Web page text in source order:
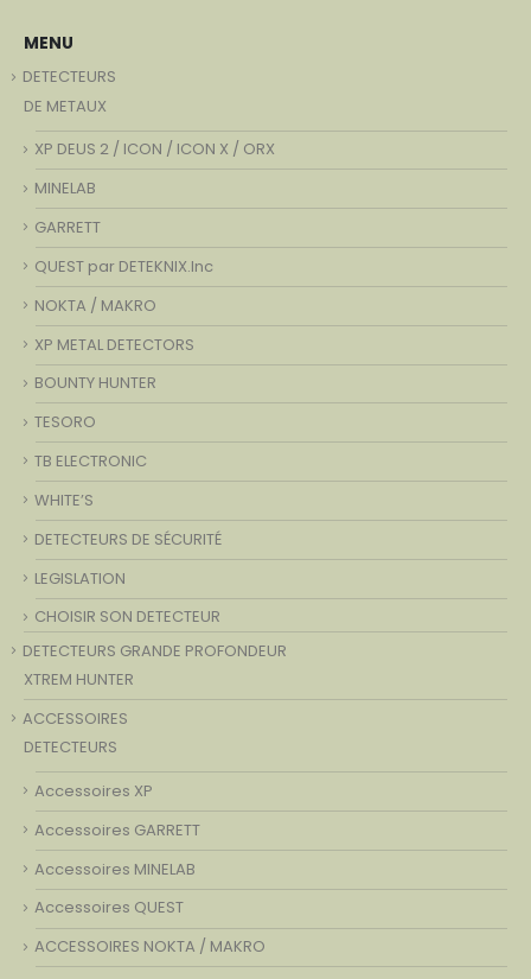
MENU
DETECTEURS
DE METAUX
XP DEUS 2 / ICON / ICON X / ORX
MINELAB
GARRETT
QUEST par DETEKNIX.Inc
NOKTA / MAKRO
XP METAL DETECTORS
BOUNTY HUNTER
TESORO
TB ELECTRONIC
WHITE’S
DETECTEURS DE SÉCURITÉ
LEGISLATION
CHOISIR SON DETECTEUR
DETECTEURS GRANDE PROFONDEUR
XTREM HUNTER
ACCESSOIRES
DETECTEURS
Accessoires XP
Accessoires GARRETT
Accessoires MINELAB
Accessoires QUEST
ACCESSOIRES NOKTA / MAKRO